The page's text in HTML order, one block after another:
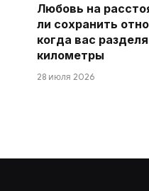
Любовь на
ли сохранить
когда вас
километры
28 июля 2026